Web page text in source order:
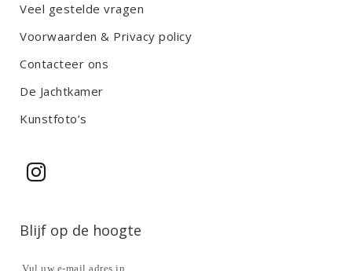
Veel gestelde vragen
Voorwaarden & Privacy policy
Contacteer ons
De Jachtkamer
Kunstfoto’s
Blijf op de hoogte
Vul uw e-mail adres in